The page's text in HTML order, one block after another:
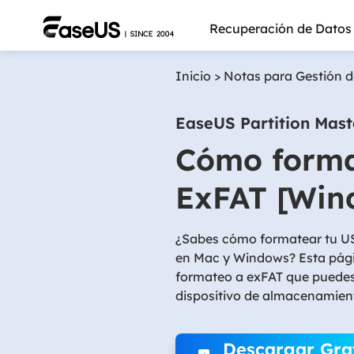
Recuperación de Datos
Más
Inicio > Notas para Gestión
EaseUS Partition
Cómo
ExFAT
¿Sabes cómo formatear tu
en Mac y Windows? Esta
formateo a exFAT que
dispositivo de
Descargar